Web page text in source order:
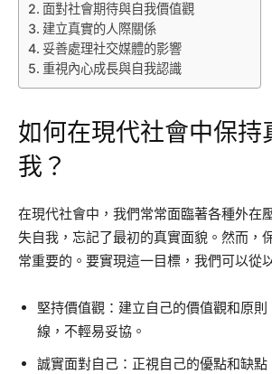
面對社會期待與自我價值觀
建立真實的人際關係
妥善處理社交媒體的影響
重視內心成長與自我認識
如何在現代社會中保持
我？
在現代社會中，我們常常面臨著各種外在
失自我，忘記了最初的真實面貌。然而，
常重要的。要實現這一目標，我們可以從
堅持價值觀：建立自己的價值觀和原
線，不輕易妥協。
誠實面對自己：正視自己的優點和缺